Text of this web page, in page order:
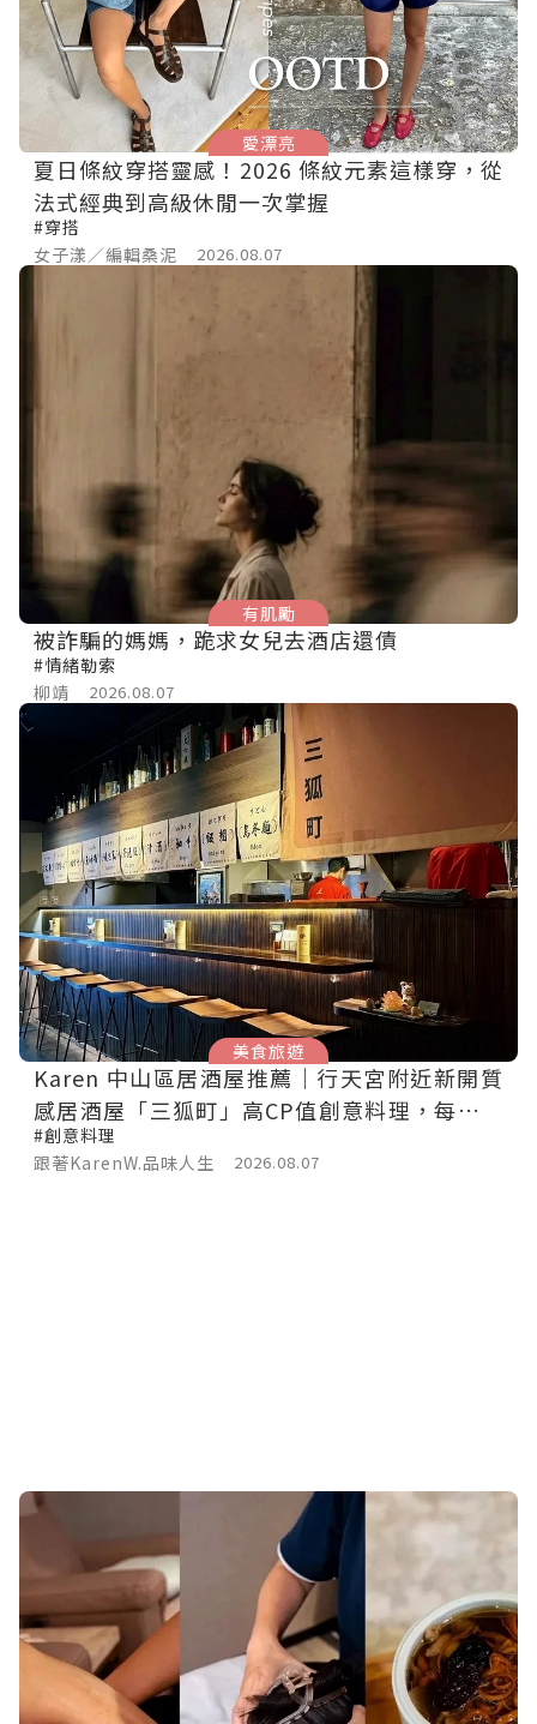
愛漂亮
夏日條紋穿搭靈感！2026 條紋元素這樣穿，從
法式經典到高級休閒一次掌握
#穿搭
女子漾／編輯桑泥
2026.08.07
有肌勵
被詐騙的媽媽，跪求女兒去酒店還債
#情緒勒索
柳靖
2026.08.07
美食旅遊
Karen 中山區居酒屋推薦｜行天宮附近新開質
感居酒屋「三狐町」高CP值創意料理，每一道
都讓人想再回訪！
#創意料理
跟著KarenW.品味人生
2026.08.07